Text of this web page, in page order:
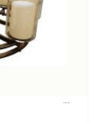
لوستر لهستانی مدل دورینگ 8 شعله